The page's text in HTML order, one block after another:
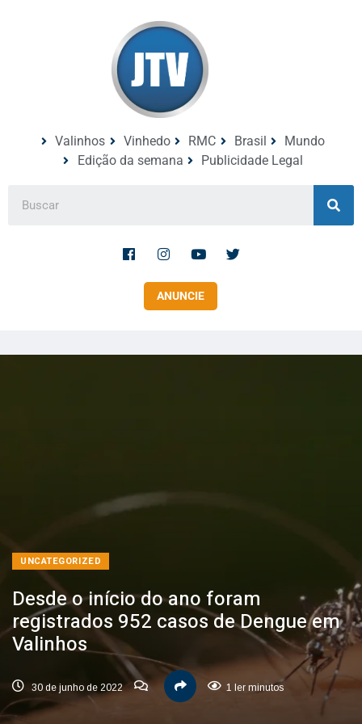
Valinhos Vinhedo RMC Brasil
Mundo
Edição da semana
Publicidade Legal
ANUNCIE
UNCATEGORIZED
Desde o início do ano foram
registrados 952 casos de Dengue em
Valinhos
30 de junho de 2022 1 ler minutos